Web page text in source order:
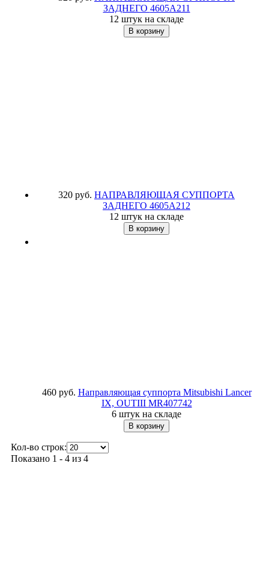
ЗАДНЕГО 4605A211
12 штук на складе
320 руб. НАПРАВЛЯЮЩАЯ СУППОРТА
ЗАДНЕГО 4605A212
12 штук на складе
460 руб. Направляющая суппорта Mitsubishi Lancer
IX, OUTIII MR407742
6 штук на складе
Кол-во строк:
Показано 1 - 4 из 4